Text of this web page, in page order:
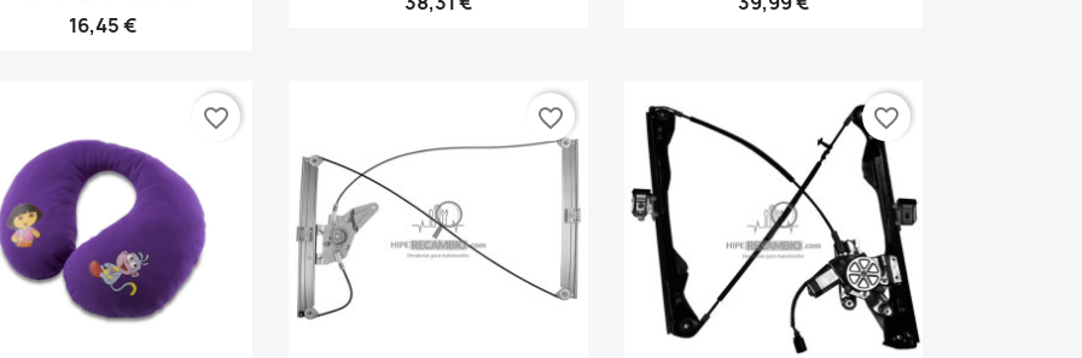
16,45 €
favorite_border favorite_border favorite_border